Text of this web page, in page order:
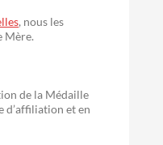
, nous les
Mère.
de la Médaille
d’affiliation et en